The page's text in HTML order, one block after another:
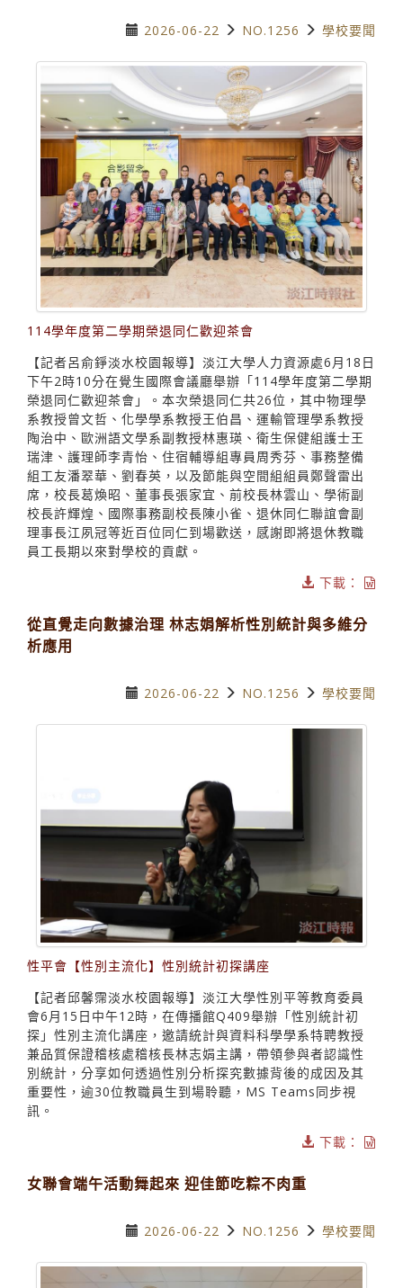
2026-06-22 NO.1256 學校要聞
114學年度第二學期榮退同仁歡迎茶會
【記者呂俞錚淡水校園報導】淡江大學人力資源處6月18日
下午2時10分在覺生國際會議廳舉辦「114學年度第二學期
榮退同仁歡迎茶會」。本次榮退同仁共26位，其中物理學
系教授曾文哲、化學學系教授王伯昌、運輸管理學系教授
陶治中、歐洲語文學系副教授林惠瑛、衛生保健組護士王
瑞津、護理師李青怡、住宿輔導組專員周秀芬、事務整備
組工友潘翠華、劉春英，以及節能與空間組組員鄭聲雷出
席，校長葛煥昭、董事長張家宜、前校長林雲山、學術副
校長許輝煌、國際事務副校長陳小雀、退休同仁聯誼會副
理事長江夙冠等近百位同仁到場歡送，感謝即將退休教職
員工長期以來對學校的貢獻。
下載：
從直覺走向數據治理 林志娟解析性別統計與多維分
析應用
2026-06-22 NO.1256 學校要聞
性平會【性別主流化】性別統計初探講座
【記者邱馨霈淡水校園報導】淡江大學性別平等教育委員
會6月15日中午12時，在傳播館Q409舉辦「性別統計初
探」性別主流化講座，邀請統計與資料科學學系特聘教授
兼品質保證稽核處稽核長林志娟主講，帶領參與者認識性
別統計，分享如何透過性別分析探究數據背後的成因及其
重要性，逾30位教職員生到場聆聽，MS Teams同步視
訊。
下載：
女聯會端午活動舞起來 迎佳節吃粽不肉重
2026-06-22 NO.1256 學校要聞